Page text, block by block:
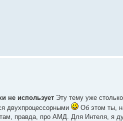
не использует Эту тему уже
двухпроцессорными
Об этом ты,
правда, про АМД. Для Интеля, я